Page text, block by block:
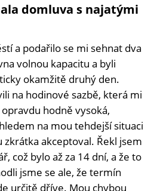
domluva s najatými
a podařilo se mi sehnat dva
volnou kapacitu a byli
okamžitě druhý den.
na hodinové sazbě, která mi
hodně vysoká,
na mou tehdejší situaci
zkrátka akceptoval. Řekl jsem
což bylo až za 14 dní, a že to
jsme se ale, že termín
určitě dříve. Mou chybou